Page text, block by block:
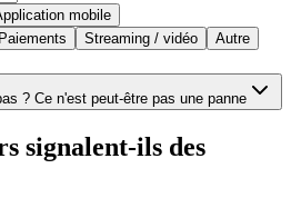
mobile
Paiements Streaming / vidéo
Autre
? Ce n'est peut-être pas une panne
signalent-ils des